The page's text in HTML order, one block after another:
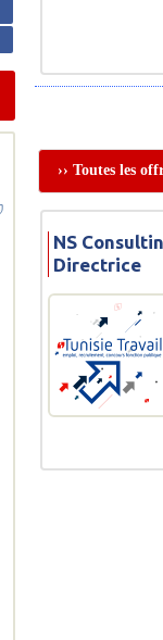
›› Toutes les
NS
Directrice